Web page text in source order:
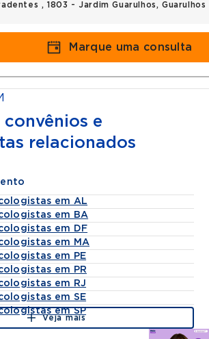
, 1803 - Jardim Guarulhos,
Marque uma consulta
convênios e
relacionados
em AL
em BA
em DF
em MA
em PE
em PR
em RJ
em SE
em SP
Veja mais